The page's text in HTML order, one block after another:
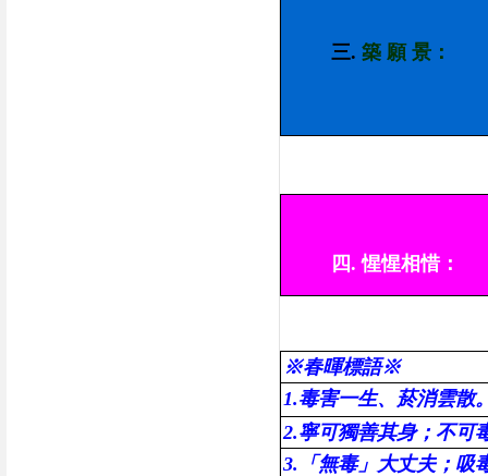
三. 築 願 景：
四.惺惺相惜：
※春暉標語※
1.毒害一生、菸消雲散
2.寧可獨善其身；不可
3.「無毒」大丈夫；吸